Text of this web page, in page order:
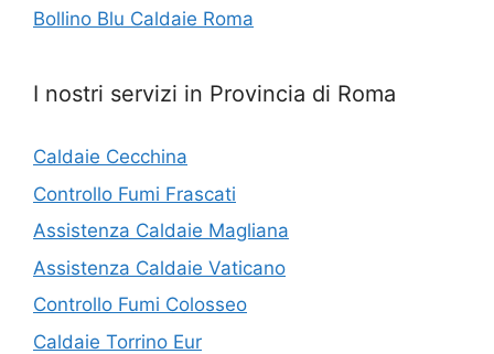
Bollino Blu Caldaie Roma
I nostri servizi in Provincia di Roma
Caldaie Cecchina
Controllo Fumi Frascati
Assistenza Caldaie Magliana
Assistenza Caldaie Vaticano
Controllo Fumi Colosseo
Caldaie Torrino Eur